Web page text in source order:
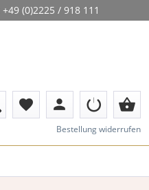
+49 (0)2225 / 918 111
favorite person shopping_basket
Bestellung widerrufen